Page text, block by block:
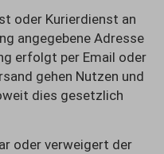
oder Kurierdienst an
angegebene Adresse
erfolgt per Email oder
gehen Nutzen und
dies gesetzlich
oder verweigert der